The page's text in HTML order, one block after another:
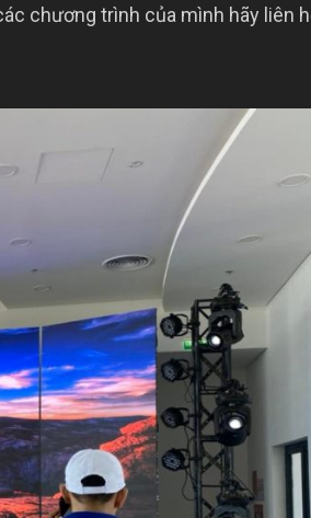
chương trình của mình hãy liên